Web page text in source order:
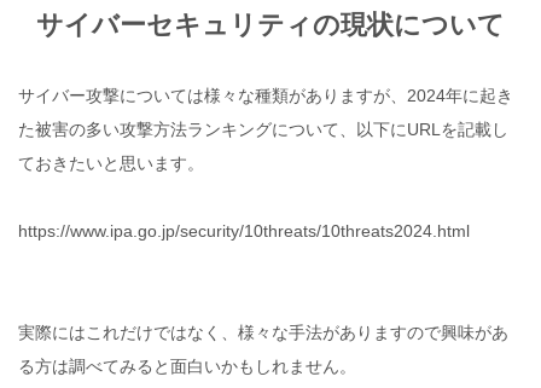
サイバーセキュ リティの現状について
サイバー攻撃については様々な種類がありますが、2024年に起き
た被害の多い攻撃方法ランキングについて、以下にURLを記載し
ておきたいと思います。
https://www.ipa.go.jp/security/10threats/10threats2024.html
実際にはこれだけではなく、様々な手法がありますので興味があ
る方は調べてみると面白いかもしれません。